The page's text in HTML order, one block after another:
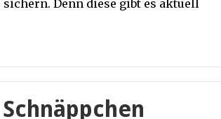
Denn diese gibt es aktuell